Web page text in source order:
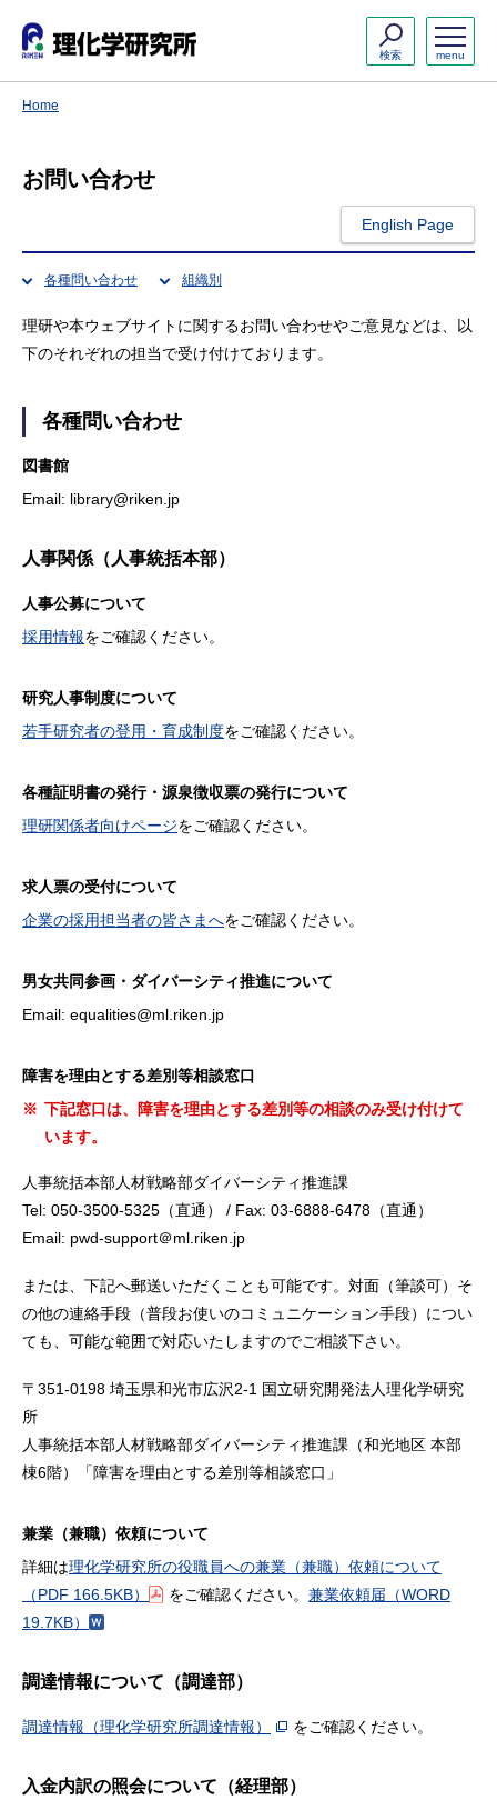
menu
検索
Home
お問い合わせ
English Page
各種問い合わせ 組織別
理研や本ウェブサイトに関するお問い合わせやご意見などは、以
下のそれぞれの担当で受け付けております。
各種問い合わせ
図書館
Email: library@riken.jp
人事関係（人事統括本部）
人事公募について
採用情報をご確認ください。
研究人事制度について
若手研究者の登用・育成制度をご確認ください。
各種証明書の発行・源泉徴収票の発行について
理研関係者向けページをご確認ください。
求人票の受付について
企業の採用担当者の皆さまへをご確認ください。
男女共同参画・ダイバーシティ推進について
Email: equalities@ml.riken.jp
障害を理由とする差別等相談窓口
※ 下記窓口は、障害を理由とする差別等の相談のみ受け付けて
います。
人事統括本部人材戦略部ダイバーシティ推進課
Tel: 050-3500-5325（直通） / Fax: 03-6888-6478（直通）
Email: pwd-support＠ml.riken.jp
または、下記へ郵送いただくことも可能です。対面（筆談可）そ
の他の連絡手段（普段お使いのコミュニケーション手段）につい
ても、可能な範囲で対応いたしますのでご相談下さい。
〒351-0198 埼玉県和光市広沢2-1 国立研究開発法人理化学研究
所
人事統括本部人材戦略部ダイバーシティ推進課（和光地区 本部
棟6階）「障害を理由とする差別等相談窓口」
兼業（兼職）依頼について
詳細は理化学研究所の役職員への兼業（兼職）依頼について
（PDF 166.5KB）
をご確認ください。 兼業依頼届 （WORD
19.7KB）
調達情報について（調達部）
調達情報（理化学研究所調達情報） をご確認ください。
入金内訳の照会について（経理部）